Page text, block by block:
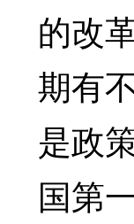
的改
期有
是政
国第